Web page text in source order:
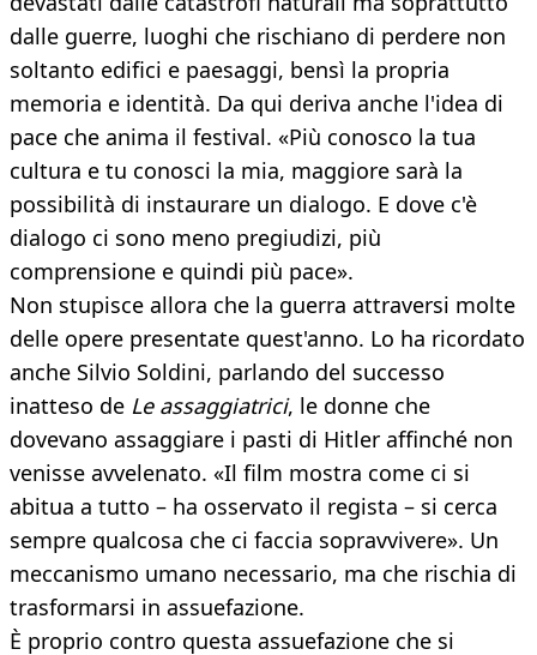
dalle guerre, luoghi che rischiano di perdere non
soltanto edifici e paesaggi, bensì la propria
memoria e identità. Da qui deriva anche l'idea di
pace che anima il festival. «Più conosco la tua
cultura e tu conosci la mia, maggiore sarà la
possibilità di instaurare un dialogo. E dove c'è
dialogo ci sono meno pregiudizi, più
comprensione e quindi più pace».
Non stupisce allora che la guerra attraversi molte
delle opere presentate quest'anno. Lo ha ricordato
anche Silvio Soldini, parlando del successo
inatteso de Le assaggiatrici, le donne che
dovevano assaggiare i pasti di Hitler affinché non
venisse avvelenato. «Il film mostra come ci si
abitua a tutto – ha osservato il regista – si cerca
sempre qualcosa che ci faccia sopravvivere». Un
meccanismo umano necessario, ma che rischia di
trasformarsi in assuefazione.
È proprio contro questa assuefazione che si